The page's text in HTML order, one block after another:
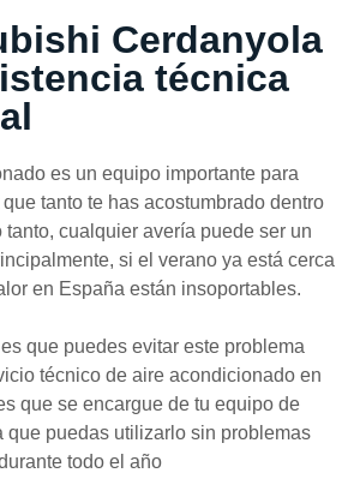
Cerdanyola
técnica
es un equipo importante para
tanto te has acostumbrado dentro
tanto, cualquier avería puede ser un
si el verano ya está cerca
en España están insoportables.
que puedes evitar este problema
técnico de aire acondicionado en
que se encargue de tu equipo de
que puedas utilizarlo sin problemas
todo el año